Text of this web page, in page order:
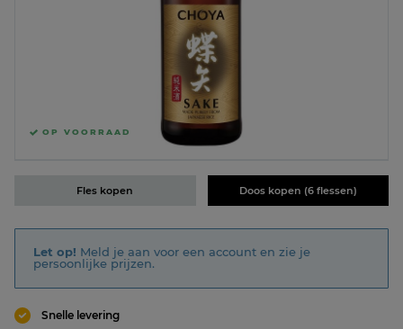
OP VOORRAAD
Fles kopen Doos kopen (6 flessen)
Let op! Meld je aan voor een account en zie je
persoonlijke prijzen.
Snelle levering